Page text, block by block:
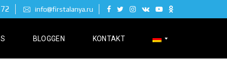
info@firstalanya.ru
BLOGGEN KONTAKT